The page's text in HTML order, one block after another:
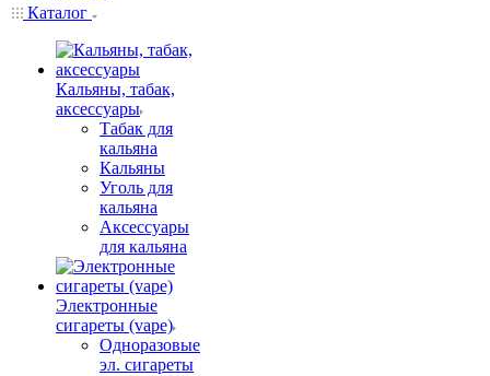
Каталог
Кальяны, табак,
аксессуары
Табак для
кальяна
Кальяны
Уголь для
кальяна
Аксессуары
для кальяна
Электронные
сигареты (vape)
Одноразовые
эл. сигареты